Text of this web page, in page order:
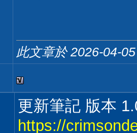
此文章於 2026-04-
更新筆記 版本
https://